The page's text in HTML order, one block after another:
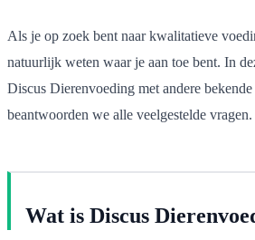
Als je op zoek bent naar kwalitatieve
natuurlijk weten waar je aan toe bent. In
Discus Dierenvoeding met andere bekende
beantwoorden we alle veelgestelde vragen.
Wat is Discus